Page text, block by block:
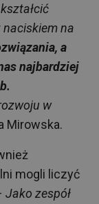
na
a
najbardziej
.
w
Mirowska.
mogli liczyć
Jako zespół